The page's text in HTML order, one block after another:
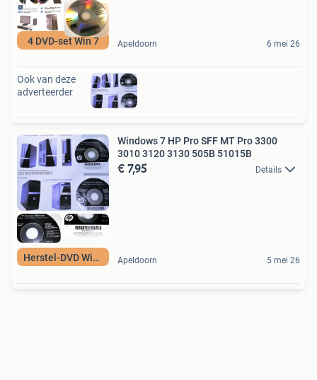
4 DVD-set Win 7 Apeldoorn 6 mei 26
Ook van deze
adverteerder
Herstel-DVD Win 7
Windows 7 HP Pro SFF MT Pro 3300
3010 3120 3130 505B 51015B
€ 7,95 Details
Apeldoorn 5 mei 26